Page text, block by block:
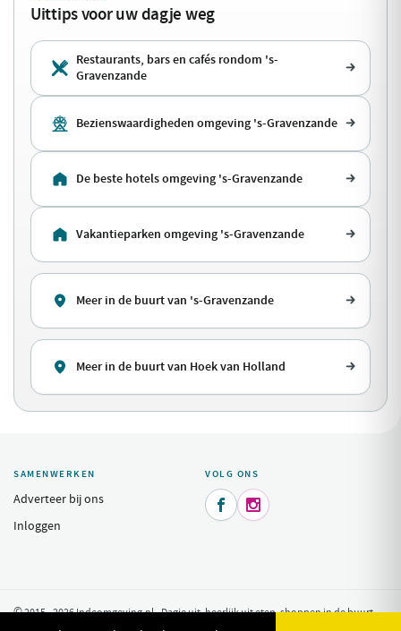
Uittips voor uw dagje weg
Restaurants, bars en cafés rondom 's-
Gravenzande
Bezienswaardigheden omgeving 's-Gravenzande
De beste hotels omgeving 's-Gravenzande
Vakantieparken omgeving 's-Gravenzande
Meer in de buurt van 's-Gravenzande
Meer in de buurt van Hoek van Holland
SAMENWERKEN
Adverteer bij ons
Inloggen
VOLG ONS
 
© 2015 - 2026 Indeomgeving.nl - Dagje uit, heerlijk uit eten, shoppen in de buurt